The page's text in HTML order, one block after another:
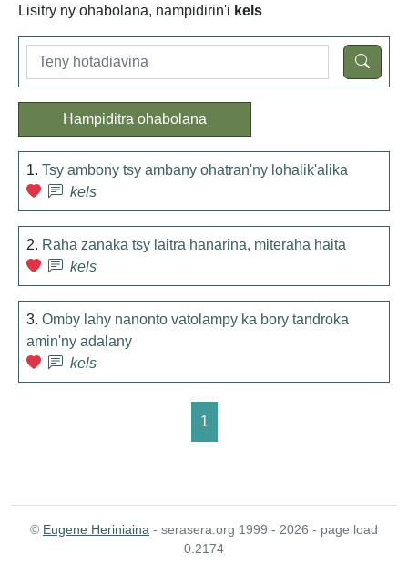
Lisitry ny ohabolana, nampidirin'i kels
Hampiditra ohabolana
1. Tsy ambony tsy ambany ohatran'ny lohalik'alika
kels
2. Raha zanaka tsy laitra hanarina, miteraha haita
kels
3. Omby lahy nanonto vatolampy ka bory tandroka
amin'ny adalany
kels
1
© Eugene Heriniaina - serasera.org 1999 - 2026 - page load
0.2174